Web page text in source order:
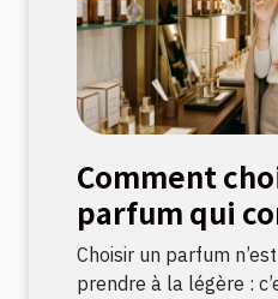
Comment
parfum qui
votre style ?
Choisir un parfum
prendre à la légère :